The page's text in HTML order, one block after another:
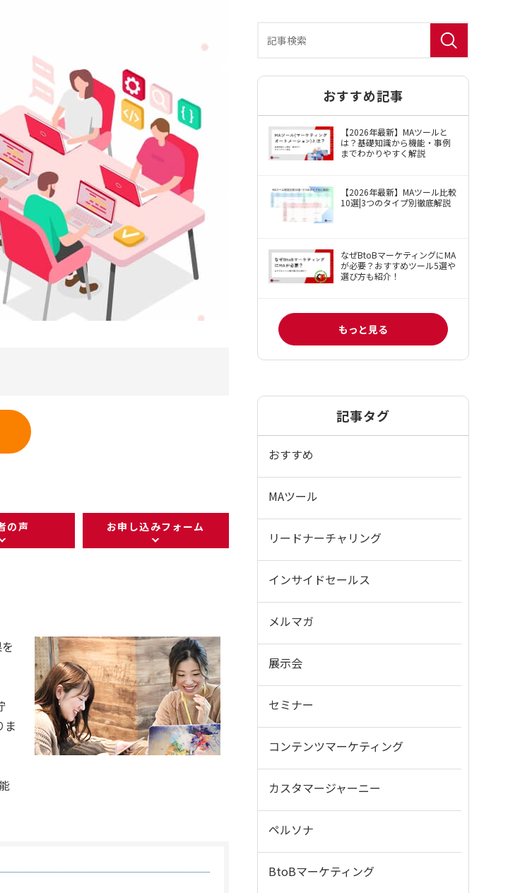
方針 特定個人情報取扱方針 BowNow（バウナウ）使用許諾約款
会社概要
の声 お申し込みフォーム
ま
おすすめ記事
【2026年最新】MAツールと
は？基礎知識から機能・事例
までわかりやすく解説
【2026年最新】MAツール比較
10選|3つのタイプ別徹底解説
なぜBtoBマーケティングにMA
が必要？おすすめツール5選や
選び方も紹介！
もっと見る
記事タグ
おすすめ
MAツール
リードナーチャリング
インサイドセールス
メルマガ
展示会
セミナー
コンテンツマーケティング
カスタマージャーニー
ペルソナ
BtoBマーケティング